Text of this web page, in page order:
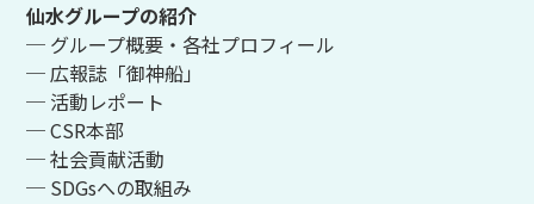
仙水グループの紹介
─ グループ概要・各社プロフィール
─ 広報誌「御神船」
─ 活動レポート
─ CSR本部
─ 社会貢献活動
─ SDGsへの取組み